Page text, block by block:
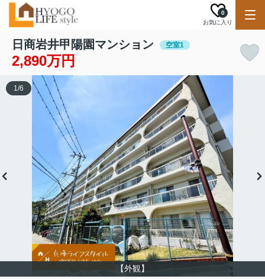
お気に入り
0
日商岩井甲陽園マンション 空室1
2,890万円
【外観】
1/6